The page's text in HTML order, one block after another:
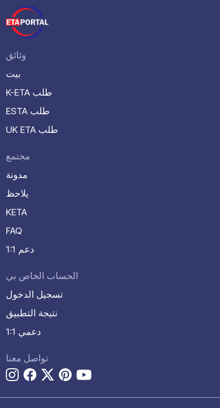
وثائق
بيت
K-ETA طلب
ESTA طلب
UK ETA طلب
مجتمع
مدونة
يلاحظ
KETA
FAQ
دعم 1:1
الحساب الخاص بي
تسجيل الدخول
نتيجة التطبيق
دعمي 1:1
تواصل معنا